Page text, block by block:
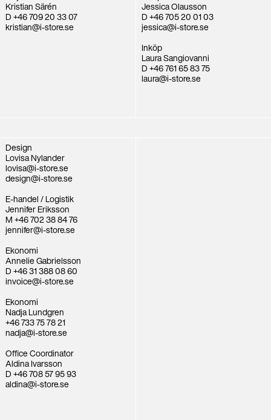
Kristian Särén
D +46 709 20 33 07
kristian@i-store.se
Jessica Olausson
D +46 705 20 01 03
jessica@i-store.se
Inköp
Laura Sangiovanni
D +46 761 65 83 75
laura@i-store.se
Design
Lovisa Nylander
lovisa@i-store.se
design@i-store.se
E-handel / Logistik
Jennifer Eriksson
M +46 702 38 84 76
jennifer@i-store.se
Ekonomi
Annelie Gabrielsson
D +46 31 388 08 60
invoice@i-store.se
Ekonomi
Nadja Lundgren
+46 733 75 78 21
nadja@i-store.se
Office Coordinator
Aldina Ivarsson
D +46 708 57 95 93
aldina@i-store.se